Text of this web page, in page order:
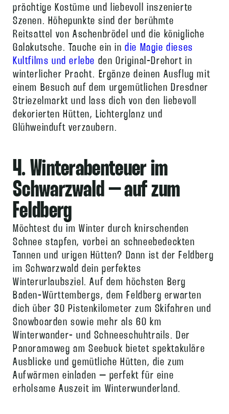
prächtige Kostüme und liebevoll inszenierte
Szenen. Höhepunkte sind der berühmte
Reitsattel von Aschenbrödel und die königliche
Galakutsche. Tauche ein indie Magie dieses
Kultfilms und erlebe den Original-Drehort in
winterlicher Pracht. Ergänze deinen Ausflug mit
einem Besuch auf dem urgemütlichen Dresdner
Striezelmarkt und lass dich von den liebevoll
dekorierten Hütten, Lichterglanz und
Glühweinduft verzaubern.
4. Winterabenteuer im
Schwarzwald – auf zum
Feldberg
Möchtest du im Winter durch knirschenden
Schnee stapfen, vorbei an schneebedeckten
Tannen und urigen Hütten? Dann ist der Feldberg
im Schwarzwald dein perfektes
Winterurlaubsziel. Auf dem höchsten Berg
Baden-Württembergs, dem Feldberg erwarten
dich über 30 Pistenkilometer zum Skifahren und
Snowboarden sowie mehr als 60 km
Winterwander- und Schneeschuhtrails. Der
Panoramaweg am Seebuck bietet spektakuläre
Ausblicke und gemütliche Hütten, die zum
Aufwärmen einladen – perfekt für eine
erholsame Auszeit im Winterwunderland.